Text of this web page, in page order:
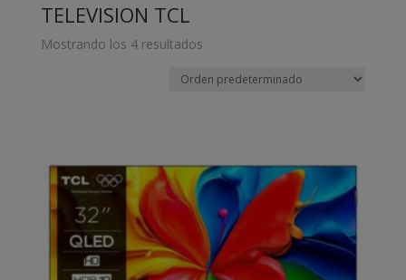
TELEVISION TCL
Mostrando los 4 resultados